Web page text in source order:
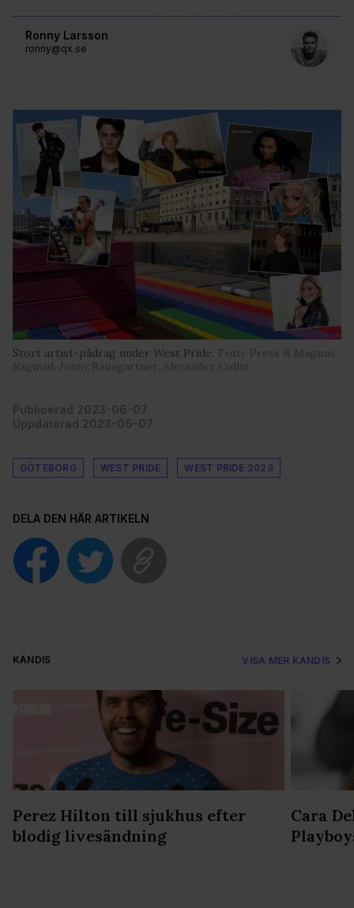
Ronny Larsson
ronny@qx.se
Stort artist-pådrag under West Pride. Foto: Press & Magnus
Ragnvid, Jenny Baungartner, Alexander Collin
Publicerad 2023-06-07
Uppdaterad 2023-06-07
GÖTEBORG WEST PRIDE WEST PRIDE 2023
DELA DEN HÄR ARTIKELN
KÄNDIS VISA MER KÄNDIS
Perez Hilton till sjukhus efter
blodig livesändning
Cara